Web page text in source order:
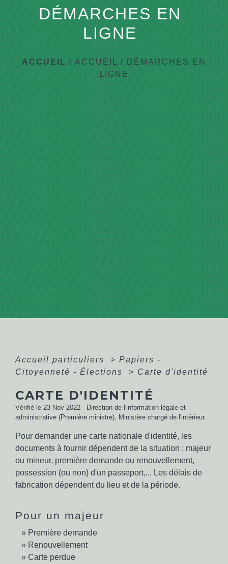
DÉMARCHES EN
LIGNE
ACCUEIL/ACCUEIL / DÉMARCHES EN
LIGNE
Accueil particuliers > Papiers -
Citoyenneté - Élections
> Carte d'identité
CARTE D'IDENTITÉ
Vérifié le 23 Nov 2022 - Direction de l'information légale et
administrative (Première ministre), Ministère chargé de l'intérieur
Pour demander une carte nationale d'identité, les
documents à fournir dépendent de la situation : majeur
ou mineur, première demande ou renouvellement,
possession (ou non) d'un passeport,... Les délais de
fabrication dépendent du lieu et de la période.
Pour un majeur
Première demande
Renouvellement
Carte perdue